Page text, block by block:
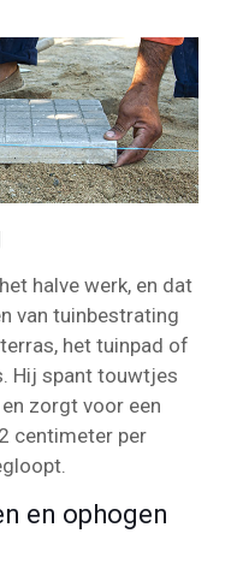
halve werk, en dat
van tuinbestrating
het tuinpad of
Hij spant touwtjes
zorgt voor een
centimeter per
en ophogen